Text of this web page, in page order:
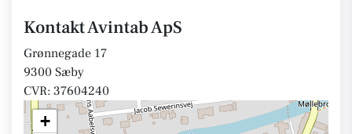
Kontakt Avintab ApS
Grønnegade 17
9300 Sæby
CVR: 37604240
+